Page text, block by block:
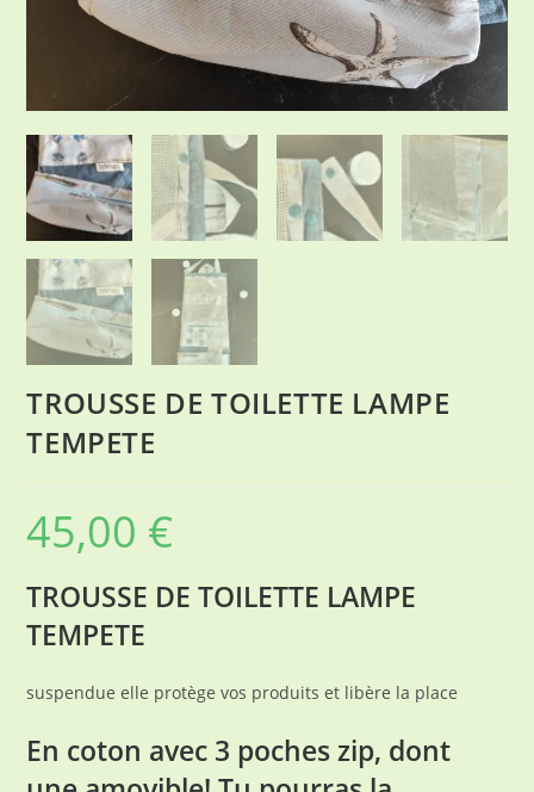
TROUSSE DE TOILETTE LAMPE
TEMPETE
45,00 €
TROUSSE DE TOILETTE LAMPE
TEMPETE
suspendue elle protège vos produits et libère la place
En coton avec 3 poches zip, dont